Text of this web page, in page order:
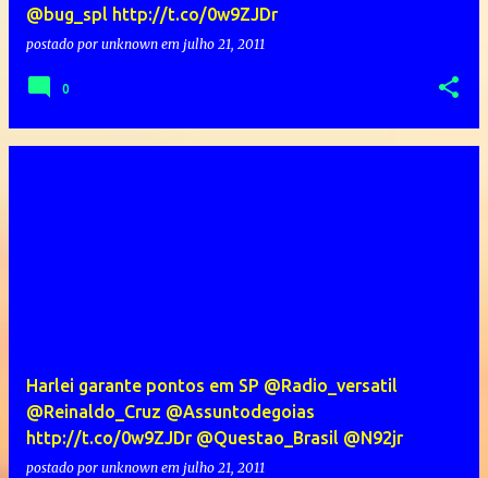
@bug_spl http://t.co/0w9ZJDr
postado por unknown em julho 21, 2011
0
Harlei garante pontos em SP @Radio_versatil
@Reinaldo_Cruz @Assuntodegoias
http://t.co/0w9ZJDr @Questao_Brasil @N92jr
postado por unknown em julho 21, 2011